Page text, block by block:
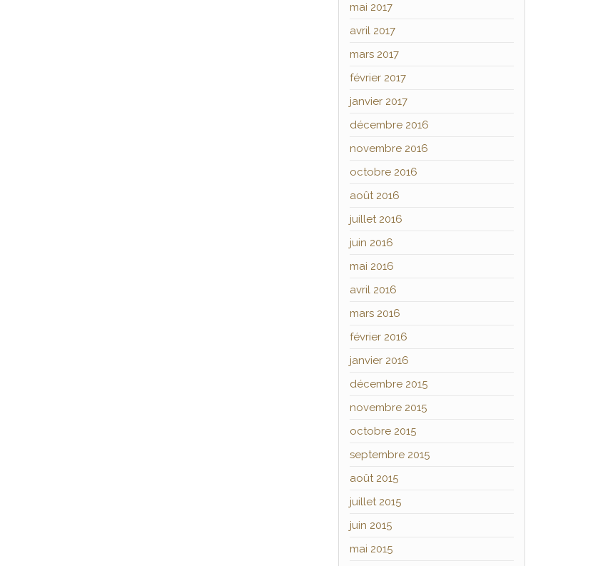
mai 2017
avril 2017
mars 2017
février 2017
janvier 2017
décembre 2016
novembre 2016
octobre 2016
août 2016
juillet 2016
juin 2016
mai 2016
avril 2016
mars 2016
février 2016
janvier 2016
décembre 2015
novembre 2015
octobre 2015
septembre 2015
août 2015
juillet 2015
juin 2015
mai 2015